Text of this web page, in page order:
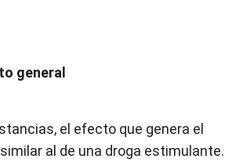
general
el efecto que genera el
al de una droga estimulante.